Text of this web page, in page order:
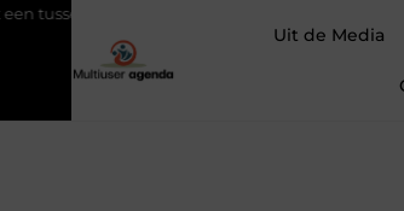
Veilige aarding in oudere woningen door
Uit de Media